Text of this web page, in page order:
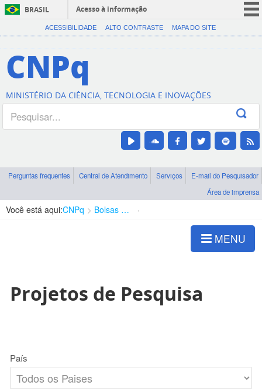
BRASIL
Acesso à informação
CORONAVÍRUS (COVID-19)
Canais
ACESSIBILIDADE ALTO CONTRASTE MAPA DO SITE
CNPq
MINISTÉRIO DA CIÊNCIA, TECNOLOGIA E INOVAÇÕES
Perguntas frequentes Central de Atendimento Serviços
E-mail do Pesquisador
Área de imprensa
Você está aqui:CNPq Bolsas e Auxílios Vigentes
MENU
Projetos de Pesquisa
País